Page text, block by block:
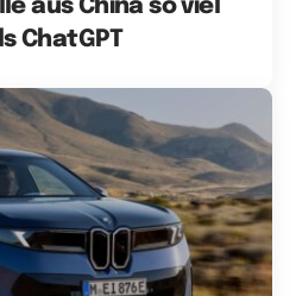
aus China so viel
ChatGPT